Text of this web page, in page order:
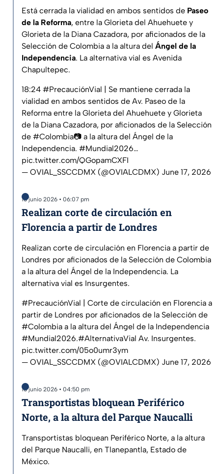
Está cerrada la vialidad en ambos sentidos de Paseo
de la Reforma, entre la Glorieta del Ahuehuete y
Glorieta de la Diana Cazadora, por aficionados de la
Selección de Colombia a la altura del Ángel de la
Independencia. La alternativa vial es Avenida
Chapultepec.
18:24 #PrecauciónVial | Se mantiene cerrada la
vialidad en ambos sentidos de Av. Paseo de la
Reforma entre la Glorieta del Ahuehuete y Glorieta
de la Diana Cazadora, por aficionados de la Selección
de #Colombia📷 a la altura del Ángel de la
Independencia. #Mundial2026…
pic.twitter.com/QGopamCXFI
— OVIAL_SSCCDMX (@OVIALCDMX) June 17, 2026
16 junio 2026 • 06:07 pm
Realizan corte de circulación en
Florencia a partir de Londres
Realizan corte de circulación en Florencia a partir de
Londres por aficionados de la Selección de Colombia
a la altura del Ángel de la Independencia. La
alternativa vial es Insurgentes.
#PrecauciónVial | Corte de circulación en Florencia a
partir de Londres por aficionados de la Selección de
#Colombia a la altura del Ángel de la Independencia
#Mundial2026.#AlternativaVial Av. Insurgentes.
pic.twitter.com/05o0umr3ym
— OVIAL_SSCCDMX (@OVIALCDMX) June 17, 2026
16 junio 2026 • 04:50 pm
Transportistas bloquean Periférico
Norte, a la altura del Parque Naucalli
Transportistas bloquean Periférico Norte, a la altura
del Parque Naucalli, en Tlanepantla, Estado de
México.